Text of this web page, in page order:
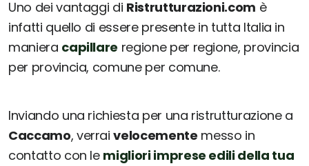
Uno dei vantaggi di Ristrutturazioni.com è
infatti quello di essere presente in tutta Italia in
maniera capillare regione per regione, provincia
per provincia, comune per comune.
Inviando una richiesta per una ristrutturazione a
Caccamo, verraivelocemente messo in
contatto con le migliori imprese edili della tua